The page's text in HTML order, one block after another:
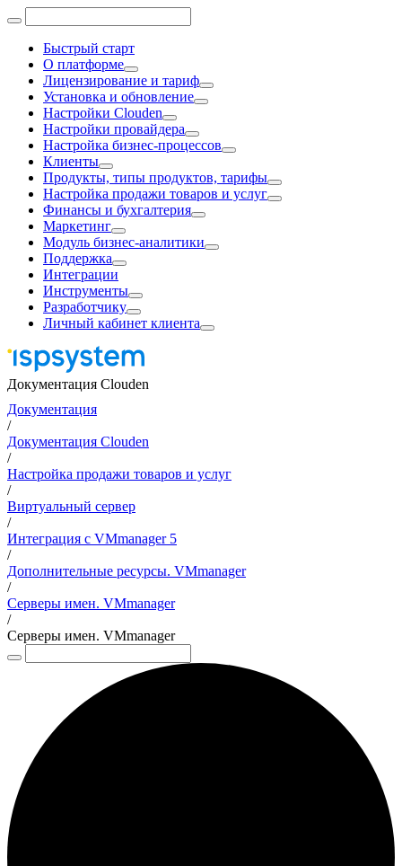
Быстрый старт
О платформе
Лицензирование и тариф
Установка и обновление
Настройки Clouden
Настройки провайдера
Настройка бизнес-процессов
Клиенты
Продукты, типы продуктов, тарифы
Настройка продажи товаров и услуг
Финансы и бухгалтерия
Маркетинг
Модуль бизнес-аналитики
Поддержка
Интеграции
Инструменты
Разработчику
Личный кабинет клиента
Документация Clouden
Документация
/
Документация Clouden
/
Настройка продажи товаров и услуг
/
Виртуальный сервер
/
Интеграция с VMmanager 5
/
Дополнительные ресурсы. VMmanager
/
Серверы имен. VMmanager
/
Серверы имен. VMmanager